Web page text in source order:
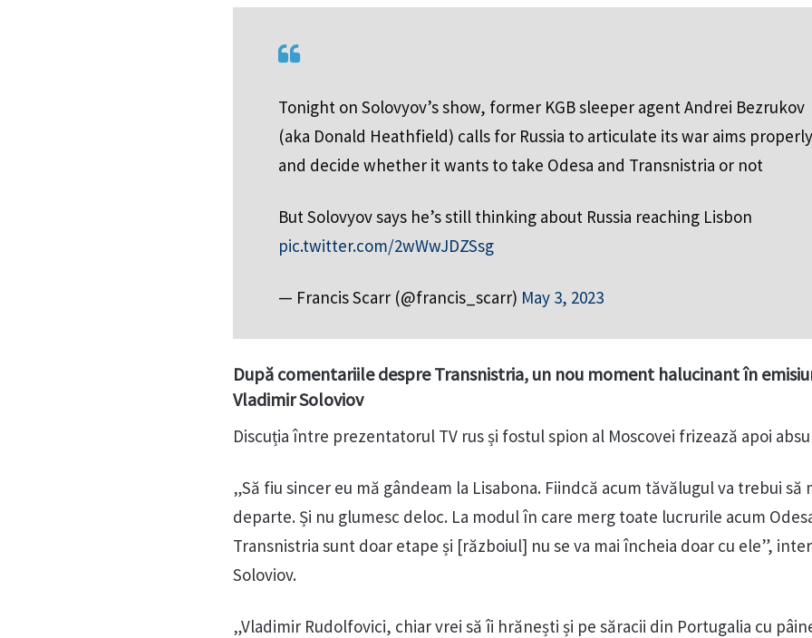
Tonight on Solovyov’s show, former KGB sleeper agent Andrei Bezrukov
(aka Donald Heathfield) calls for Russia to articulate its war aims properly
and decide whether it wants to take Odesa and Transnistria or not
But Solovyov says he’s still thinking about Russia reaching Lisbon
pic.twitter.com/2wWwJDZSsg
— Francis Scarr (@francis_scarr) May 3, 2023
După comentariile despre Transnistria, un nou moment halucinant în
Vladimir Soloviov
Discuția între prezentatorul TV rus și fostul spion al Moscovei frizează apoi
„Să fiu sincer eu mă gândeam la Lisabona. Fiindcă acum tăvălugul va trebui să
departe. Și nu glumesc deloc. La modul în care merg toate lucrurile acum
Transnistria sunt doar etape și [războiul] nu se va mai încheia doar cu ele”,
Soloviov.
„Vladimir Rudolfovici, chiar vrei să îi hrănești și pe săracii din Portugalia cu